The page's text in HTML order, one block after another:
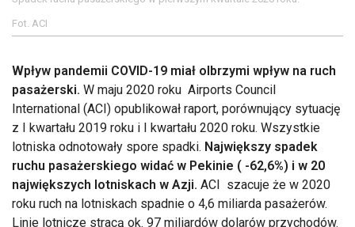
Fot. ACI
Wpływ pandemii COVID-19 miał olbrzymi wpływ na ruch
pasażerski. W maju 2020 roku Airports Council
International (ACI) opublikował raport, porównujący sytuację
z I kwartału 2019 roku i I kwartału 2020 roku. Wszystkie
lotniska odnotowały spore spadki. Największy spadek
ruchu pasażerskiego widać w Pekinie ( -62,6%) i w 20
największych lotniskach w Azji. ACI szacuje że w 2020
roku ruch na lotniskach spadnie o 4,6 miliarda pasażerów.
Linie lotnicze stracą ok. 97 miliardów dolarów przychodów.